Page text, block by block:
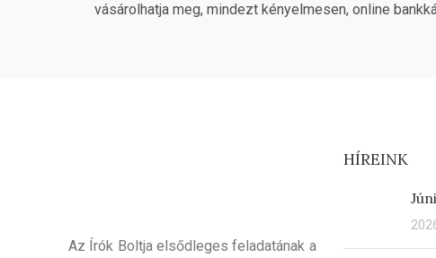
vásárolhatja meg, mindezt kényelmesen, online
Az Írók Boltja elsődleges feladatának a
HÍREINK